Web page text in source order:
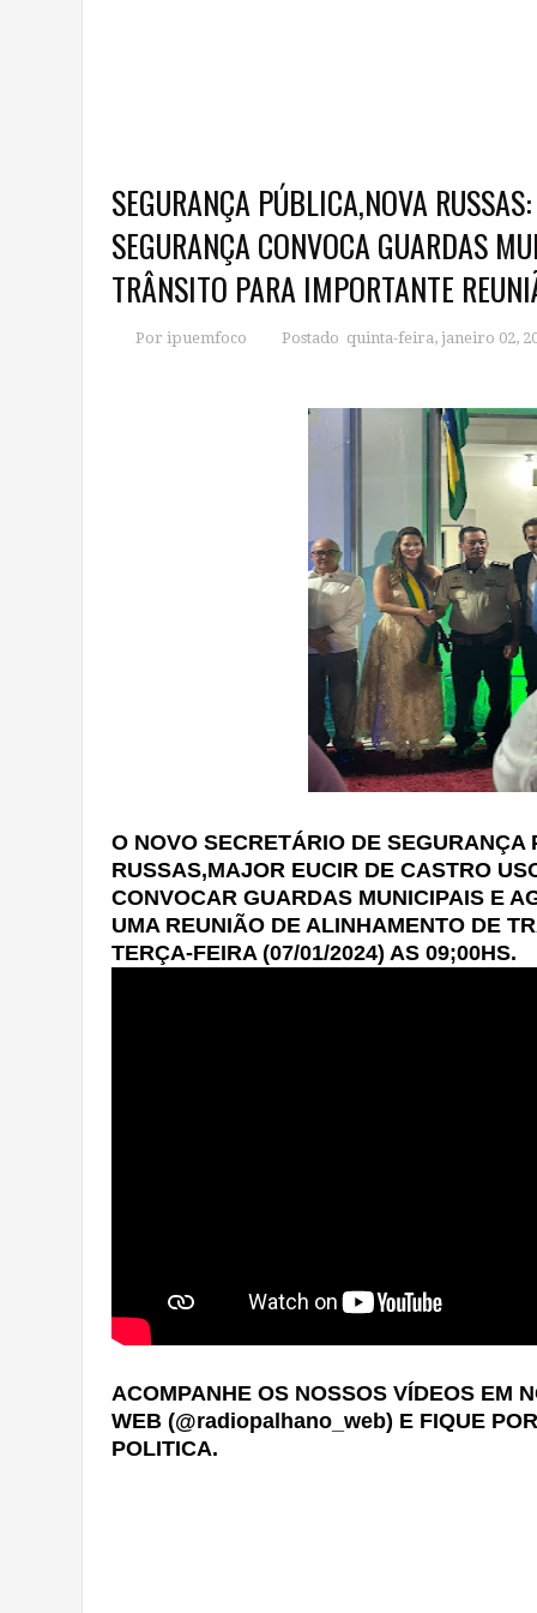
SEGURANÇA PÚBLICA,NOVA
SEGURANÇA CONVOCA GUARDAS
TRÂNSITO PARA IMPORTANTE
Por ipuemfoco Postado quinta-feira, janeiro 02,
O NOVO SECRETÁRIO DE SEGURANÇA
RUSSAS,MAJOR EUCIR DE CASTRO
CONVOCAR GUARDAS MUNICIPAIS E
UMA REUNIÃO DE ALINHAMENTO DE
TERÇA-FEIRA (07/01/2024) AS 09;00HS.
ACOMPANHE OS NOSSOS VÍDEOS EM
WEB (@radiopalhano_web) E FIQUE
POLITICA.